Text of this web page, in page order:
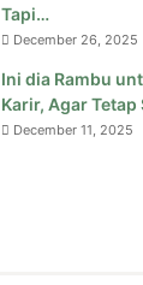
Tapi…
December 26, 2025
Ini dia Rambu
Karir, Agar Tetap
December 11, 2025